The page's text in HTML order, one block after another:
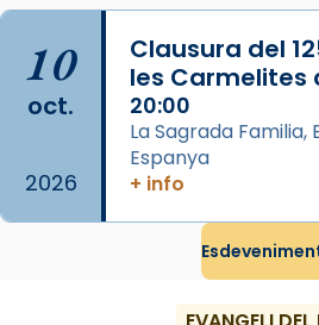
📸 Dr. G. Simón
Photo
View on Facebook Share
Arquebisbat de
2 weeks ago
Memòria de les santes
Semproniana, verges i
10
oct.
2026
Clausura del
les Carmelites
20:00
La Sagrada Familia,
Espanya
+ info